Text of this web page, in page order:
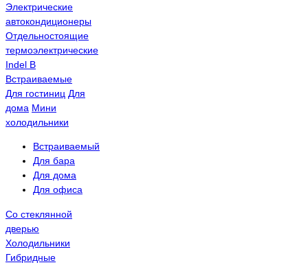
Электрические
автокондиционеры
Отдельностоящие
термоэлектрические
Indel B
Встраиваемые
Для гостиниц Для
дома Мини
холодильники
Встраиваемый
Для бара
Для дома
Для офиса
Со стеклянной
дверью
Холодильники
Гибридные